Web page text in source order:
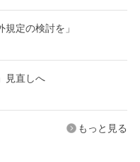
定の検討を」
見直しへ
もっと見る